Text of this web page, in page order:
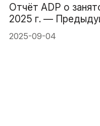
Отчёт ADP о
2025 г. —
тыс.
2025-09-04